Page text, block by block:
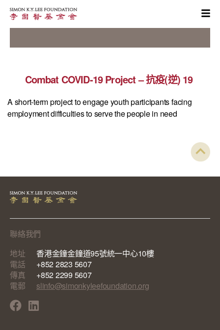
Combat COVID-19 Project – 抗疫(逆) 19
A short-term project to engage youth participants facing
employment difficulties to serve the people in need
聯絡我們
地址
香港金鐘金鐘道95號統一中心10樓
電話
+852 2823 5607
傳真
+852 2299 5607
電郵
slinfo@simonkyleefoundation.org